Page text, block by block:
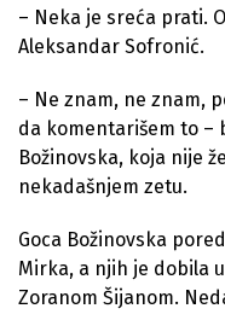
– Neka je sreća prati.
Aleksandar Sofronić.
– Ne znam, ne znam,
da komentarišem to –
Božinovska, koja nije
nekadašnjem zetu.
Goca Božinovska
Mirka, a njih je dobila
Zoranom Šijanom.